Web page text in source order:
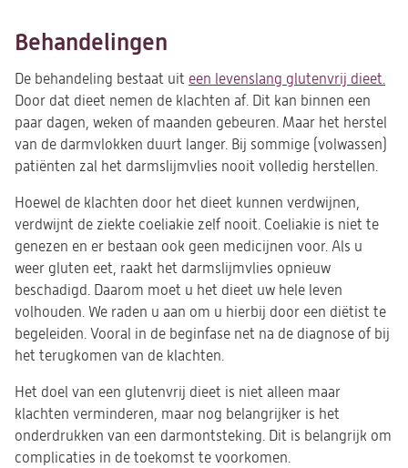
Behandelingen
De behandeling bestaat uit een levenslang glutenvrij dieet.
een
Door dat dieet nemen de klachten af. Dit kan binnen een
paar dagen, weken of maanden gebeuren. Maar het herstel
van de darmvlokken duurt langer. Bij sommige (volwassen)
patiënten zal het darmslijmvlies nooit volledig herstellen.
Hoewel de klachten door het dieet kunnen verdwijnen,
verdwijnt de ziekte coeliakie zelf nooit. Coeliakie is niet te
genezen en er bestaan ook geen medicijnen voor. Als u
weer gluten eet, raakt het darmslijmvlies opnieuw
beschadigd. Daarom moet u het dieet uw hele leven
volhouden. We raden u aan om u hierbij door een diëtist te
begeleiden. Vooral in de beginfase net na de diagnose of bij
het terugkomen van de klachten.
Het doel van een glutenvrij dieet is niet alleen maar
klachten verminderen, maar nog belangrijker is het
onderdrukken van een darmontsteking. Dit is belangrijk om
complicaties in de toekomst te voorkomen.